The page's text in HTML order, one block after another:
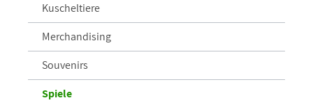
Kuscheltiere
Merchandising
Souvenirs
Spiele